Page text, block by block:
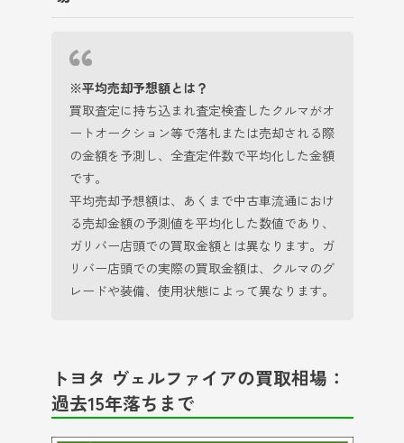
※平均売却予想額とは？
買取査定に持ち込まれ査定検査したクルマがオ
ートオークション等で落札または売却される際
の金額を予測し、全査定件数で平均化した金額
です。
平均売却予想額は、あくまで中古車流通におけ
る売却金額の予測値を平均化した数値であり、
ガリバー店頭での買取金額とは異なります。ガ
リバー店頭での実際の買取金額は、クルマのグ
レードや装備、使用状態によって異なります。
トヨタ ヴェルファイアの買取相場：
過去15年落ちまで